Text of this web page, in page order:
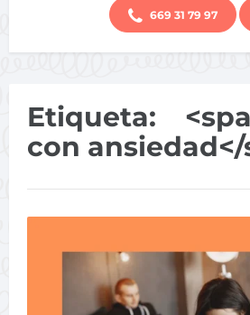
669 31 79 97
Etiqueta:
con ansiedad</